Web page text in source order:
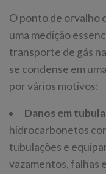
O ponto de orvalho
uma medição
transporte de gás
se condense em
por vários motivos:
Danos em
hidrocarbonetos
tubulações e
vazamentos, falhas